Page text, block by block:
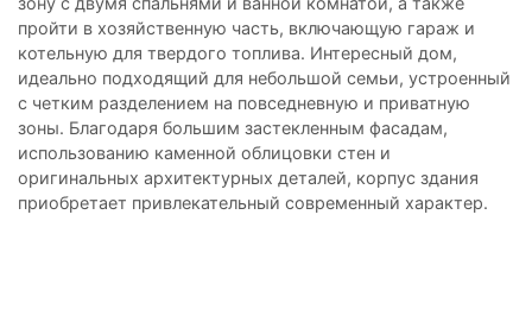
пройти в хозяйственную часть, включающую гараж и
котельную для твердого топлива. Интересный дом,
идеально подходящий для небольшой семьи, устроенный
с четким разделением на повседневную и приватную
зоны. Благодаря большим застекленным фасадам,
использованию каменной облицовки стен и
оригинальных архитектурных деталей, корпус здания
приобретает привлекательный современный характер.